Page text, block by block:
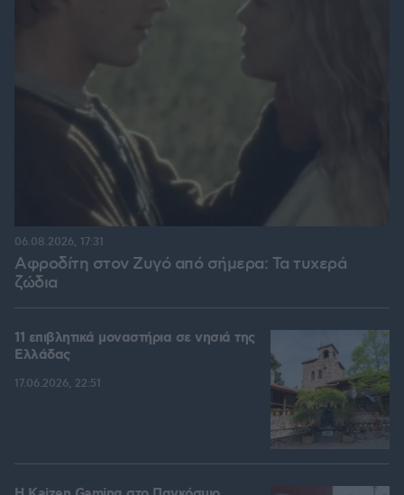
Αφροδίτη στον Ζυγό από σήμερα: Τα τυχερά
ζώδια
06.08.2026, 17:31
11 επιβλητικά μοναστήρια σε νησιά της
Ελλάδας
17.06.2026, 22:51